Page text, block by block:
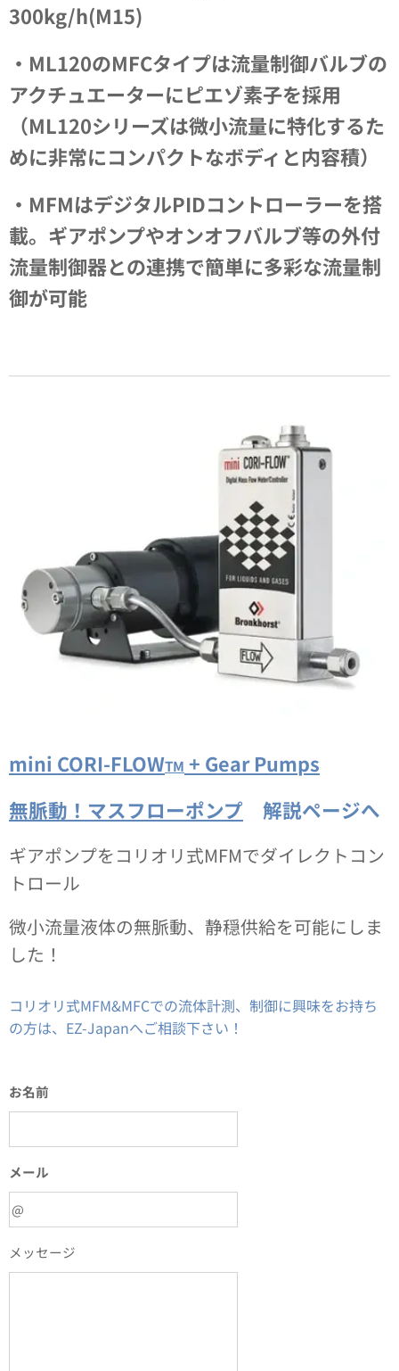
300kg/h(M15)
・ML120のMFCタイプは流量制御バルブの
アクチュエーターにピエゾ素子を採用
（ML120シリーズは微小流量に特化するた
めに非常にコンパクトなボディと内容積）
・MFMはデジタルPIDコントローラーを搭
載。 ギアポンプやオンオフバルブ等の外付
流量制御器との連携で簡単に多彩な流量制
御が可能
mini CORI-FLOWTM + Gear Pumps
無脈動！マスフローポンプ 解説ページへ
ギアポンプをコリオリ式MFMでダイレクトコン
トロール
微小流量液体の無脈動、静穏供給を可能にしま
した！
コリオリ式MFM&MFCでの流体計測、制御に興味をお持ち
の方は、EZ-Japanへご相談下さい！
お名前
メール
メッセージ